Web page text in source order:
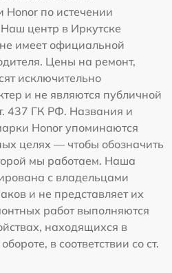
Honor по истечении
центр в Иркутске
имеет официальной
Цены на ремонт,
исключительно
и не являются публичной
437 ГК РФ. Названия и
Honor упоминаются
целях — чтобы обозначить
мы работаем. Наша
с владельцами
и не представляет их
работ выполняются
находящихся в
в соответствии со ст.